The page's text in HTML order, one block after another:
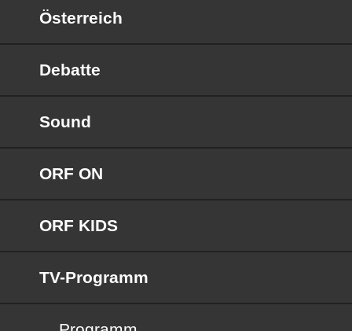
Österreich
Debatte
Sound
ORF ON
ORF KIDS
TV-Programm